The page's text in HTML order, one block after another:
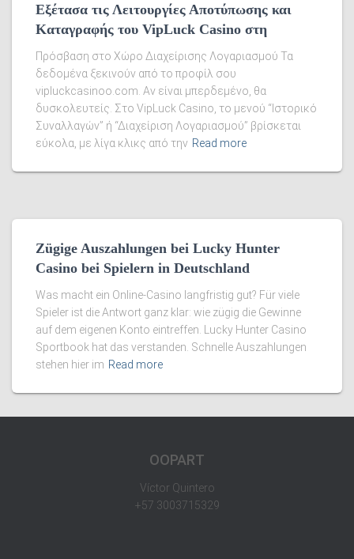
Εξέτασα τις Λειτουργίες Αποτύπωσης και
Καταγραφής του VipLuck Casino στη
Πρόσβαση στο Χώρο Διαχείρισης Λογαριασμού Τα
δεδομένα ξεκινούν από το προφίλ σου
vipluckcasinoo.com. Αν είναι μπερδεμένο, θα
δυσκολευτείς. Στο VipLuck Casino, το μενού “Ιστορικό
Συναλλαγών” ή “Διαχείριση Λογαριασμού” βρίσκεται
εύκολα, με λίγα κλικς από την Read more
Zügige Auszahlungen bei Lucky Hunter
Casino bei Spielern in Deutschland
Was macht ein Online-Casino langfristig gut? Für viele
Spieler ist die Antwort ganz klar: wie zügig die Gewinne
auf dem eigenen Konto eintreffen. Lucky Hunter Casino
Sportbook hat das verstanden. Schnelle Auszahlungen
stehen hier im Read more
OOPART
Víctor Quintero
+57 3003715329